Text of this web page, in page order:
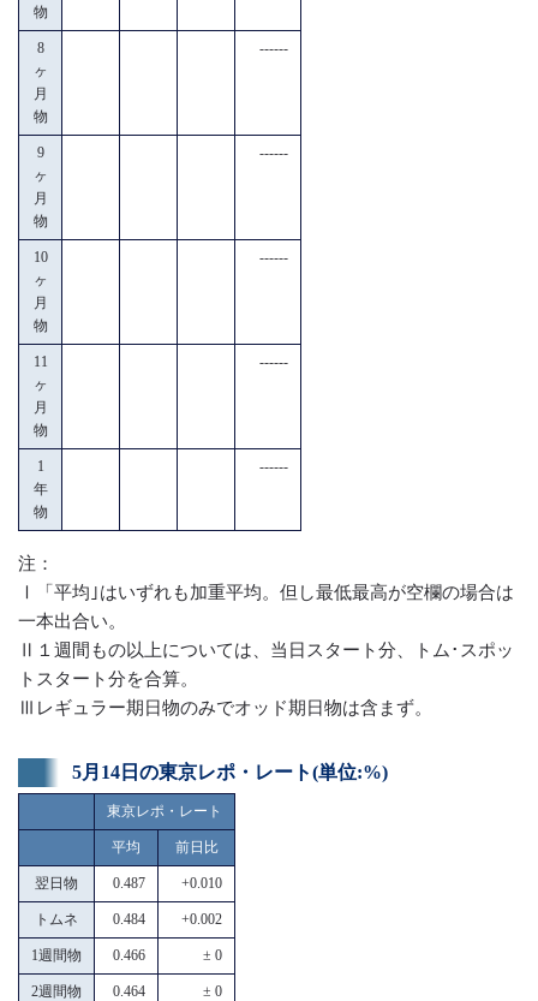
物
8
ヶ
月
物
------
9
ヶ
月
物
------
10
ヶ
月
物
------
11
ヶ
月
物
------
1
年
物
------
注：
Ⅰ「平均｣はいずれも加重平均。但し最低最高が空欄の場合は
一本出合い。
Ⅱ１週間もの以上については、当日スタート分、トム･スポッ
トスタート分を合算。
Ⅲレギュラー期日物のみでオッド期日物は含まず。
5月14日の東京レポ・レート(単位:%)
東京レポ・レート
平均 前日比
翌日物 0.487 +0.010
トムネ 0.484 +0.002
1週間物 0.466 ± 0
2週間物 0.464 ± 0